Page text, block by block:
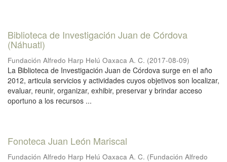
Biblioteca de Investigación Juan de Córdova
(Náhuatl)
Fundación Alfredo Harp Helú Oaxaca A. C. (2017-08-09)
La Biblioteca de Investigación Juan de Córdova surge en el año
2012, articula servicios y actividades cuyos objetivos son localizar,
evaluar, reunir, organizar, exhibir, preservar y brindar acceso
oportuno a los recursos ...
Fonoteca Juan León Mariscal
Fundación Alfredo Harp Helú Oaxaca A. C. (Fundación Alfredo